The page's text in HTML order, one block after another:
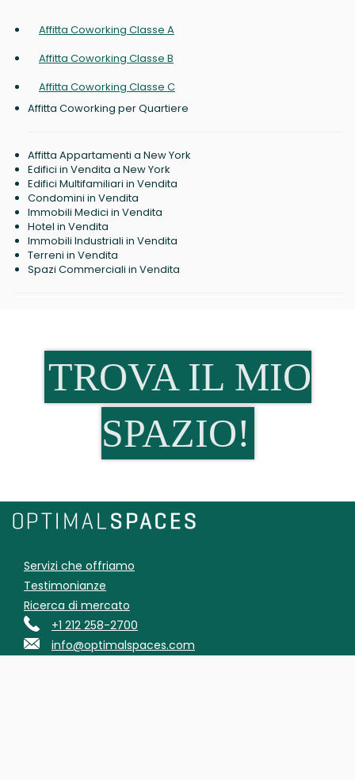
Affitta Coworking Classe A
Affitta Coworking Classe B
Affitta Coworking Classe C
Affitta Coworking per Quartiere
Affitta Appartamenti a New York
Edifici in Vendita a New York
Edifici Multifamiliari in Vendita
Condomini in Vendita
Immobili Medici in Vendita
Hotel in Vendita
Immobili Industriali in Vendita
Terreni in Vendita
Spazi Commerciali in Vendita
TROVA IL MIO
SPAZIO!
Servizi che offriamo
Testimonianze
Ricerca di mercato
+1 212 258-2700
info@optimalspaces.com